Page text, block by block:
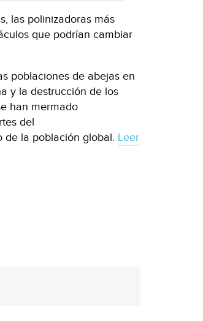
las polinizadoras más
que podrían cambiar
poblaciones de abejas en
y la destrucción de los
han mermado
del
de la población global. Leer